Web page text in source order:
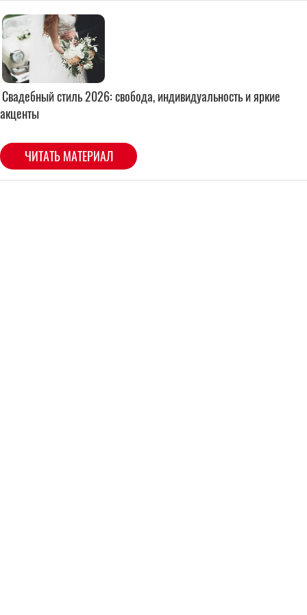
Свадебный стиль 2026: свобода, индивидуальность и яркие
акценты
ЧИТАТЬ МАТЕРИАЛ